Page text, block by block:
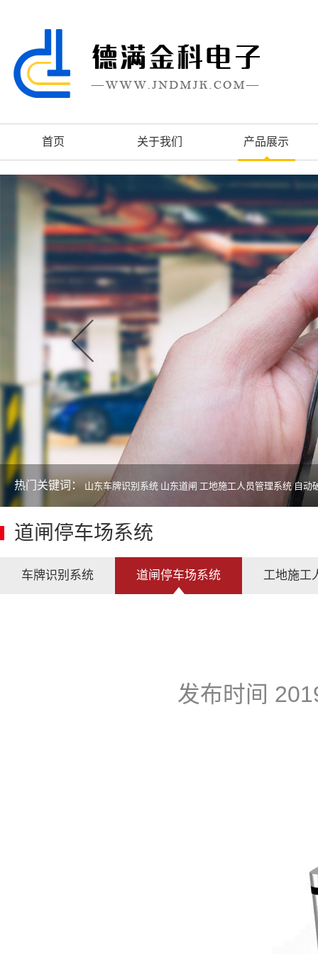
首页 关于我们 产品展示
热门关键词： 山东车牌识别系统 山东道闸 工地施工人员管理系统 自动
道闸停车场系统
车牌识别系统 道闸停车场系统 工地施工
发布时间